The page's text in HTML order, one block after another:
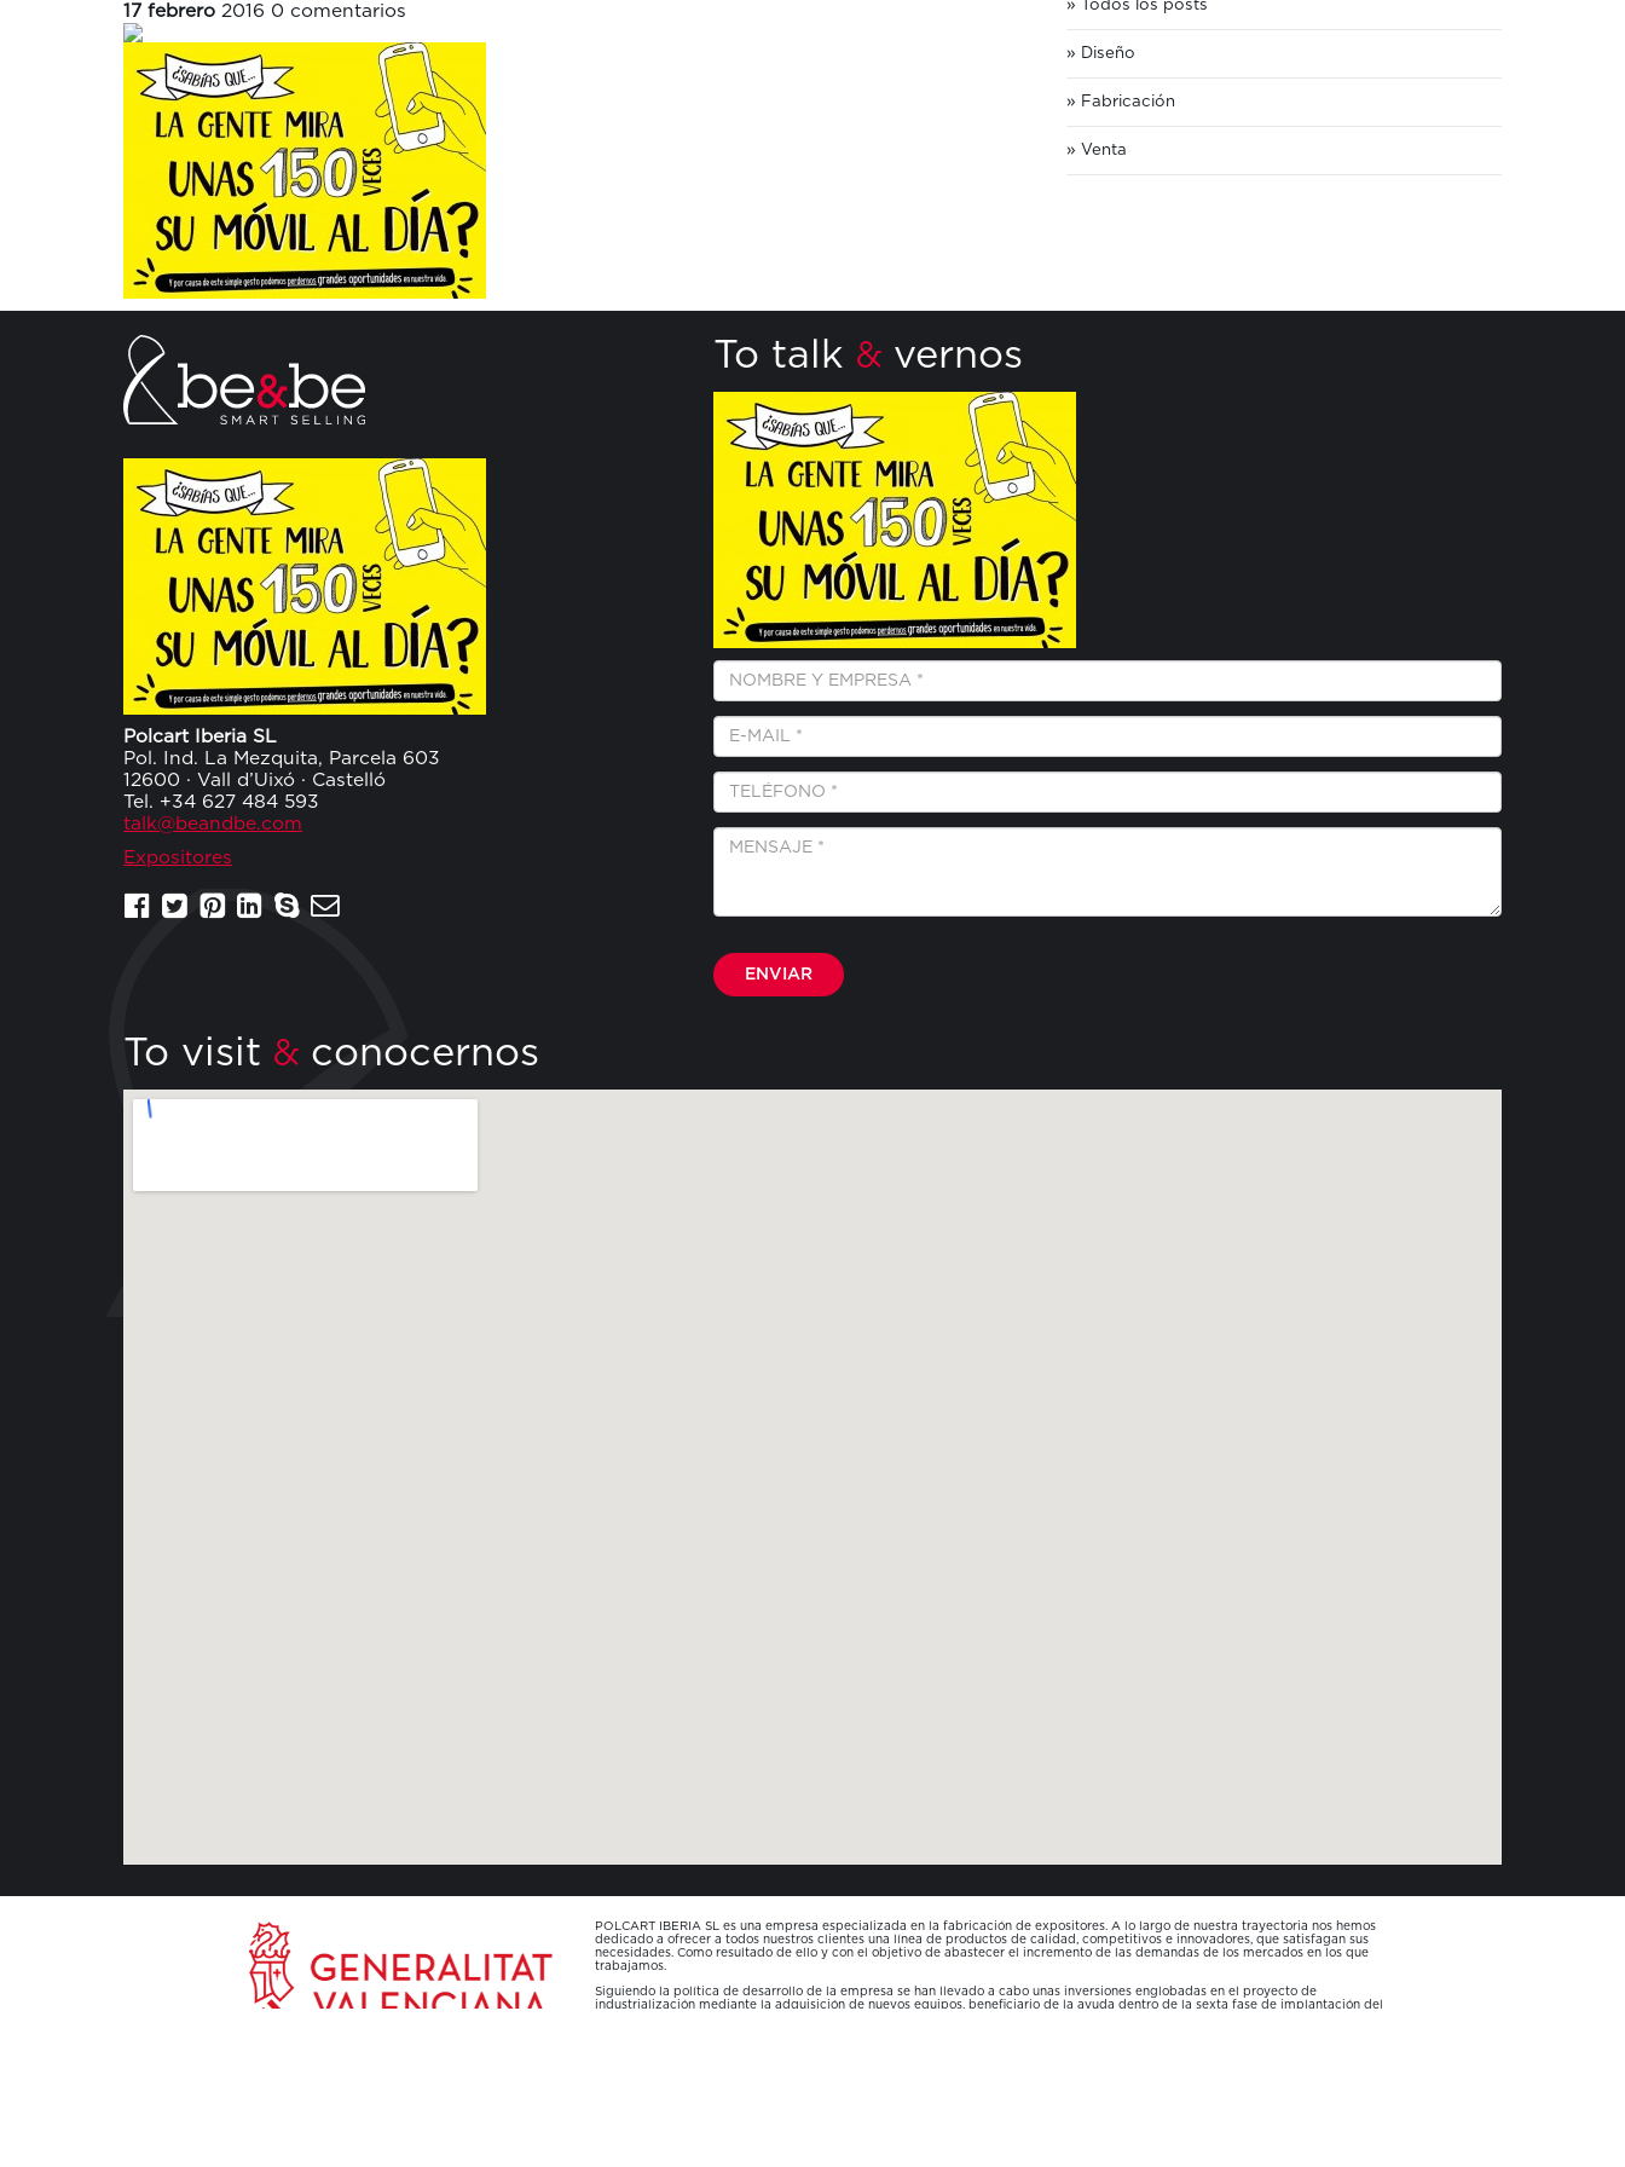
17 febrero 2016 0 comentarios Todos los posts
Diseño
Fabricación
Venta
Polcart Iberia SL
Pol. Ind. La Mezquita, Parcela 603
12600 · Vall d’Uixó · Castelló
Tel. +34 627 484 593
talk@beandbe.com
Expositores
To talk &vernos
Empresa
Nombre
E-
Mail
*
Teléfono
Mensaje
To visit & conocernos
POLCART IBERIA SL es una empresa especializada en la fabricación de expositores. A lo largo de nuestra trayectoria nos hemos
dedicado a ofrecer a todos nuestros clientes una línea de productos de calidad, competitivos e innovadores, que satisfagan sus
necesidades. Como resultado de ello y con el objetivo de abastecer el incremento de las demandas de los mercados en los que
trabajamos.
Siguiendo la política de desarrollo de la empresa se han llevado a cabo unas inversiones englobadas en el proyecto de
industrialización mediante la adquisición de nuevos equipos, beneficiario de la ayuda dentro de la sexta fase de implantación del